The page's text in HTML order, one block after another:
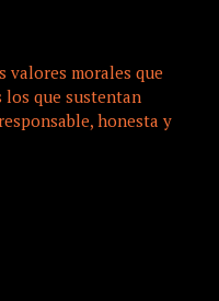
valores morales que
los que sustentan
honesta y